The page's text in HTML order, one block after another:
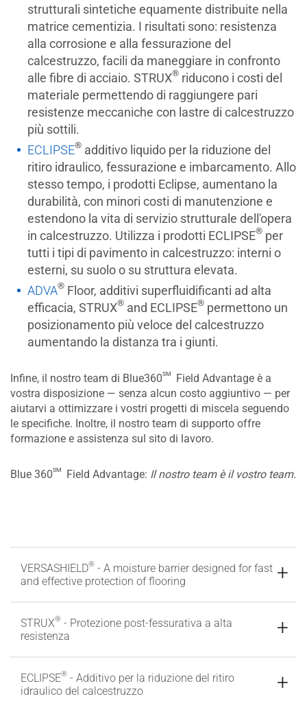
strutturali sintetiche equamente distribuite nella
matrice cementizia. I risultati sono: resistenza
alla corrosione e alla fessurazione del
calcestruzzo, facili da maneggiare in confronto
alle fibre di acciaio. STRUX® riducono i costi del
materiale permettendo di raggiungere pari
resistenze meccaniche con lastre di calcestruzzo
più sottili.
ECLIPSE® additivo liquido per la riduzione del
ritiro idraulico, fessurazione e imbarcamento. Allo
stesso tempo, i prodotti Eclipse, aumentano la
durabilità, con minori costi di manutenzione e
estendono la vita di servizio strutturale dell'opera
in calcestruzzo. Utilizza i prodotti ECLIPSE® per
tutti i tipi di pavimento in calcestruzzo: interni o
esterni, su suolo o su struttura elevata.
ADVA® Floor, additivi superfluidificanti ad alta
efficacia, STRUX® and ECLIPSE® permettono un
posizionamento più veloce del calcestruzzo
aumentando la distanza tra i giunti.
Infine, il nostro team di Blue360sm
Field Advantage è a
vostra disposizione — senza alcun costo aggiuntivo — per
aiutarvi a ottimizzare i vostri progetti di miscela seguendo
le specifiche. Inoltre, il nostro team di supporto offre
formazione e assistenza sul sito di lavoro.
Blue 360sm Field Advantage: Il nostro team è il vostro team.
VERSASHIELD® - A moisture barrier designed for fast
and effective protection of flooring
STRUX® - Protezione post-fessurativa a alta
resistenza
ECLIPSE® - Additivo per la riduzione del ritiro
idraulico del calcestruzzo